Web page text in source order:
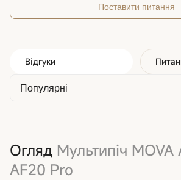
Поставити питання
Відгуки
Огляд Мультипіч MOVA
AF20 Pro